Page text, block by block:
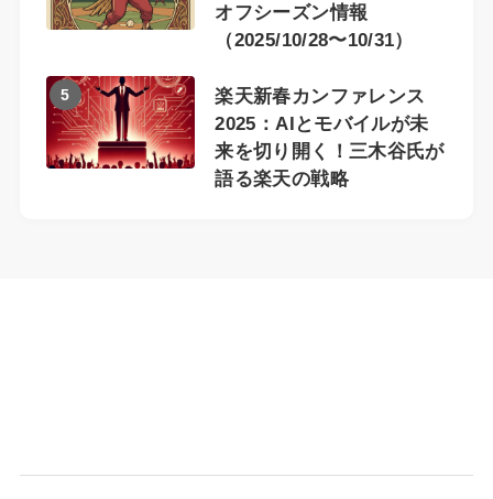
オフシーズン情報
（2025/10/28〜10/31）
5
楽天新春カンファレンス
2025：AIとモバイルが未
来を切り開く！三木谷氏が
語る楽天の戦略